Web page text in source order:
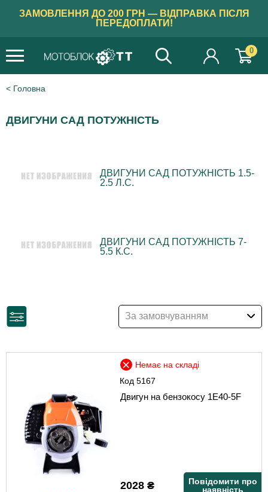
ЗАМОВЛЕННЯ ДО 200 ГРН — ВІДПРАВКА ПІСЛЯ
ПЕРЕДОПЛАТИ!
0
Головна
ДВИГУНИ САД ПОТУЖНІСТЬ
ДВИГУНИ САД ПОТУЖНІСТЬ 1.5-
2.5 Л.С.
ДВИГУНИ САД ПОТУЖНІСТЬ 7-
5.5 К.С.
За замовчуванням
Код5167
Немає на складі
Двигун на бензокосу 1E40-5F
2028₴
Повідомити про
наявність